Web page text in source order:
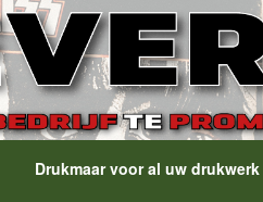
Drukmaar voor al uw drukwerk